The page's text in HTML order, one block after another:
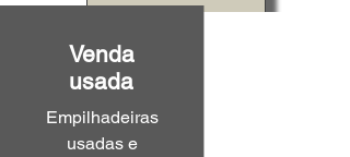
Venda
usada
Empilhadeiras
usadas e